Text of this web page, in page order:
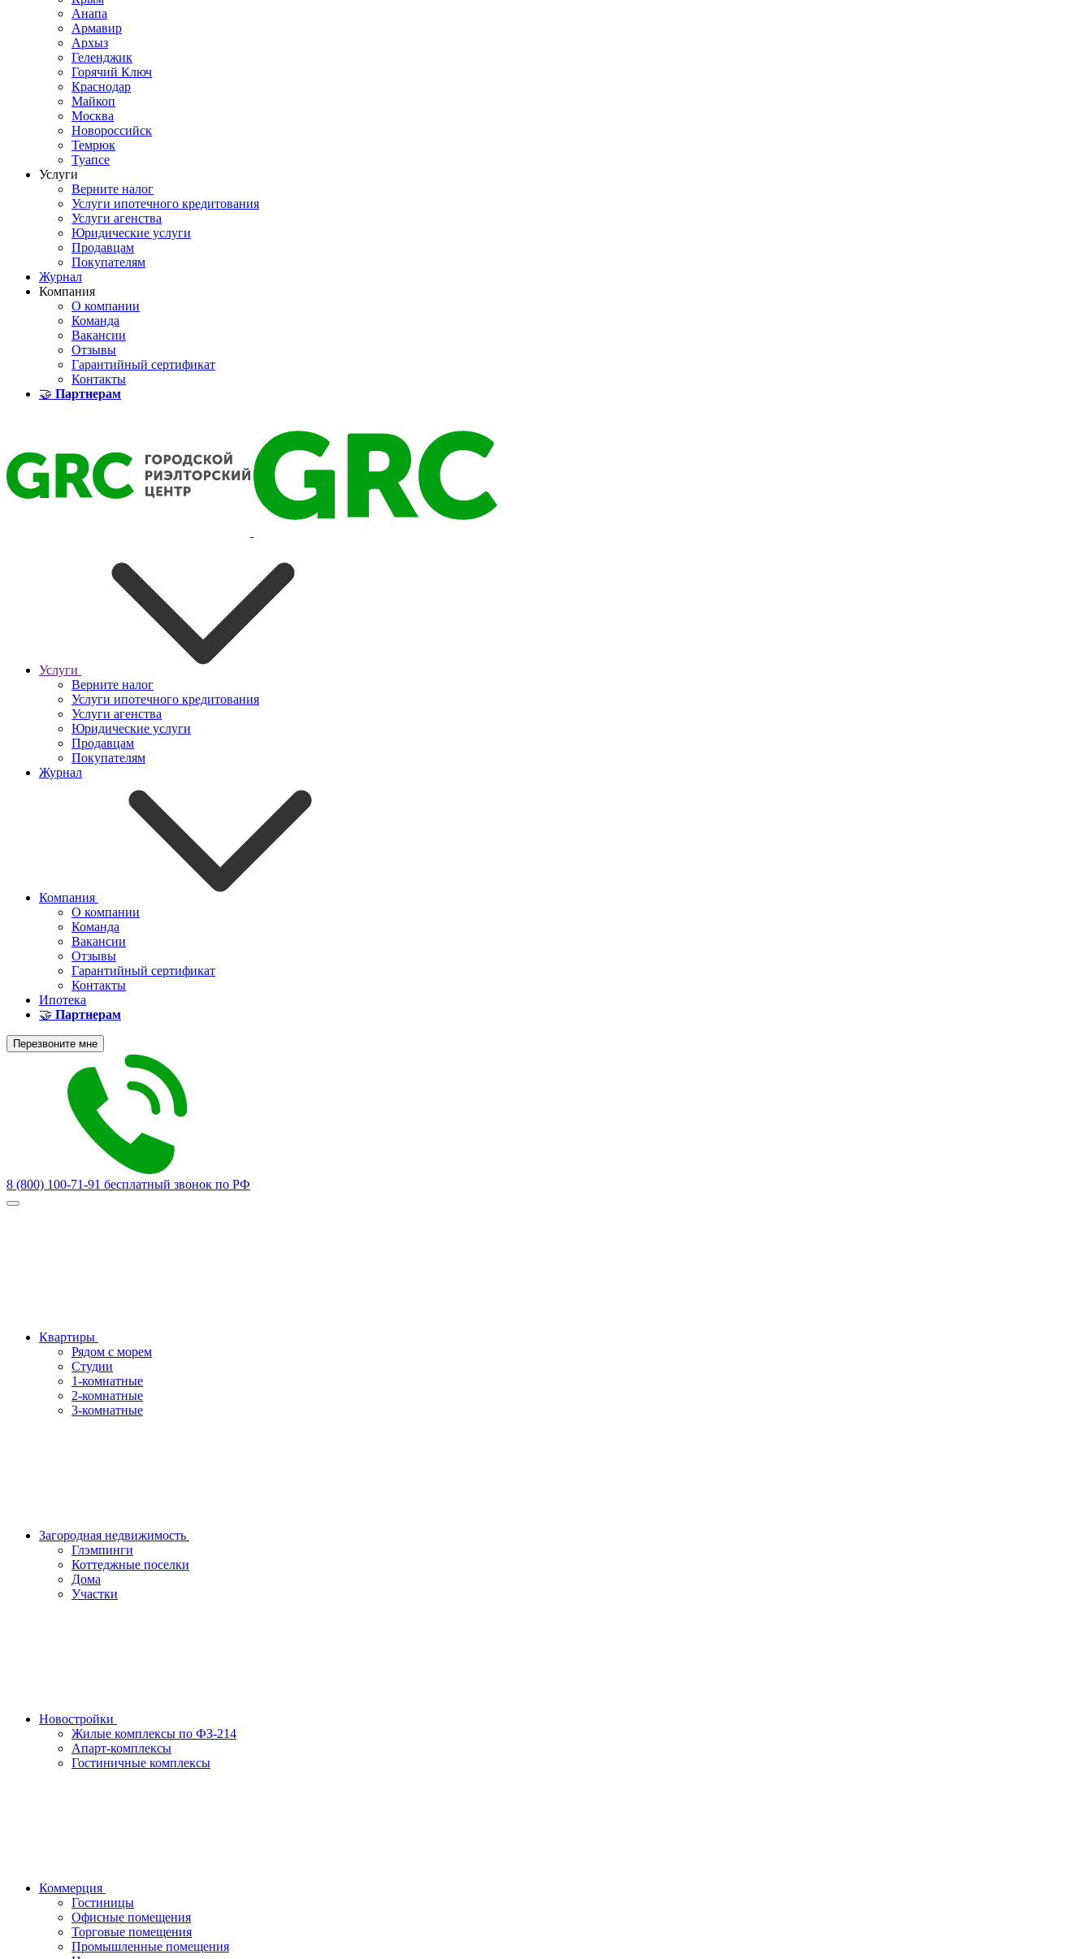
Анапа
Армавир
Архыз
Геленджик
Горячий Ключ
Краснодар
Майкоп
Москва
Новороссийск
Темрюк
Туапсе
Услуги
Верните налог
Услуги ипотечного кредитования
Услуги агенства
Юридические услуги
Продавцам
Покупателям
Журнал
Компания
О компании
Команда
Вакансии
Отзывы
Гарантийный сертификат
Контакты
🤝 Партнерам
Услуги
Верните налог
Услуги ипотечного кредитования
Услуги агенства
Юридические услуги
Продавцам
Покупателям
Журнал
Компания
О компании
Команда
Вакансии
Отзывы
Гарантийный сертификат
Контакты
Ипотека
🤝 Партнерам
Перезвоните мне
8 (800) 100-71-91 бесплатный звонок по РФ
Квартиры
Рядом с морем
Студии
1-комнатные
2-комнатные
3-комнатные
Загородная недвижимость
Глэмпинги
Коттеджные поселки
Дома
Участки
Новостройки
Жилые комплексы по ФЗ-214
Апарт-комплексы
Гостиничные комплексы
Коммерция
Гостиницы
Офисные помещения
Торговые помещения
Промышленные помещения